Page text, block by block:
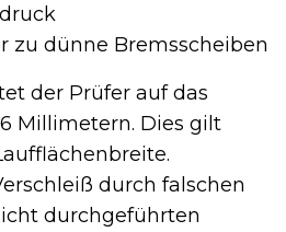
zu dünne Bremsscheiben
der Prüfer auf das
Millimetern. Dies gilt
durch falschen
durchgeführten